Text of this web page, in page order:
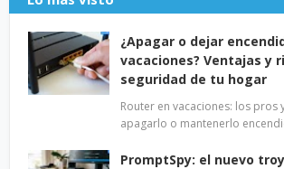
¿Apagar o dejar
vacaciones? Ventajas y
seguridad de tu hogar
Router en vacaciones: los pros
apagarlo o mantenerlo
PromptSpy: el nuevo